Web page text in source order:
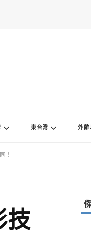
東台灣 外離
！
技